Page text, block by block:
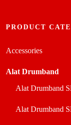
PRODUCT
Accessories
Alat Drumband
Alat Drumband
Alat Drumband